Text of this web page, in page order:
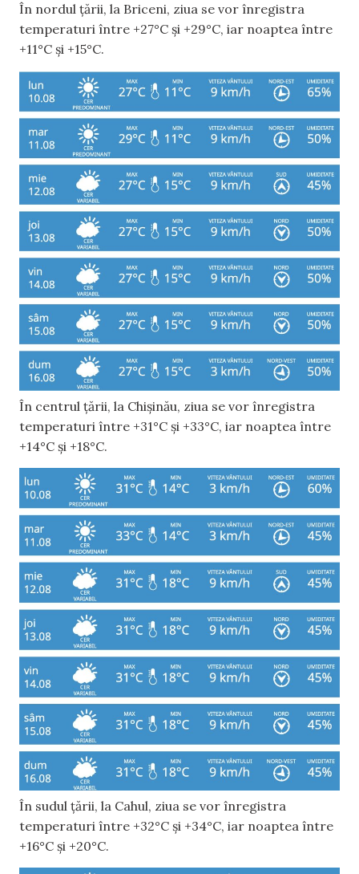
În nordul țării, la Briceni, ziua se vor înregistra
temperaturi între +27°C și +29°C, iar noaptea între
+11°C și +15°C.
În centrul țării, la Chișinău, ziua se vor înregistra
temperaturi între +31°C și +33°C, iar noaptea între
+14°C și +18°C.
În sudul țării, la Cahul, ziua se vor înregistra
temperaturi între +32°C și +34°C, iar noaptea între
+16°C și +20°C.